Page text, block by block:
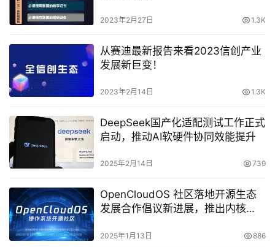
2023年2月27日 1.3K
从赛迪最新报告来看2023信创产业
发展新巨变！
2023年2月14日 1.3K
DeepSeek国产化适配测试工作正式
启动，推动AI软硬件协同效能提升
2025年2月14日 739
OpenCloudOS 社区落地开源生态
发展合作倡议新进展，推出内核
2025年1月13日 886